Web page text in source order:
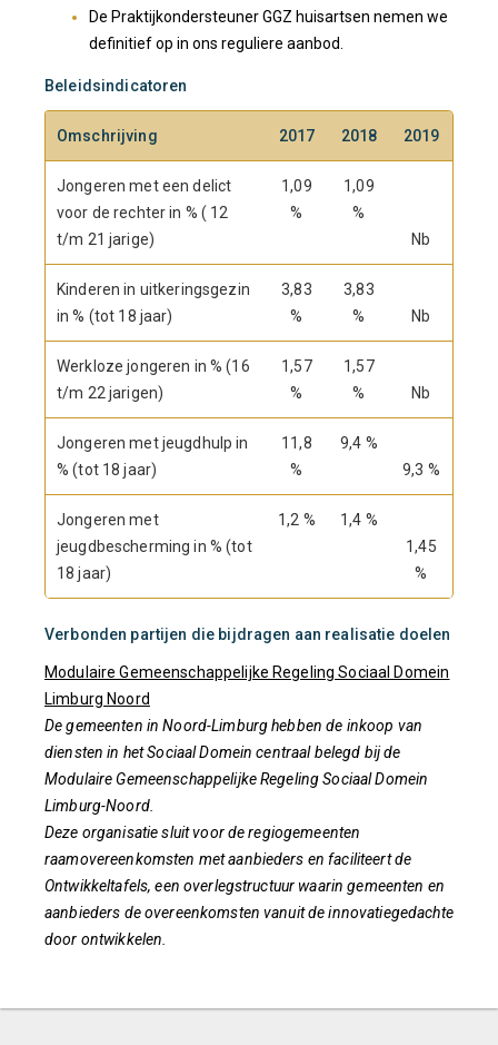
De Praktijkondersteuner GGZ huisartsen nemen we
definitief op in ons reguliere aanbod.
Beleidsindicatoren
Omschrijving 2017 2018 2019
Jongeren met een delict
voor de rechter in % ( 12
t/m 21 jarige)
1,09
%
1,09
%
Nb
Kinderen in uitkeringsgezin
in % (tot 18 jaar)
3,83
%
3,83
%
Nb
Werkloze jongeren in % (16
t/m 22 jarigen)
1,57
%
1,57
%
Nb
Jongeren met jeugdhulp in
% (tot 18 jaar)
11,8
%
9,4 %
9,3 %
Jongeren met
jeugdbescherming in % (tot
18 jaar)
1,2 %
1,4 %
1,45
%
Verbonden partijen die bijdragen aan realisatie doelen
Modulaire Gemeenschappelijke Regeling Sociaal Domein
Limburg Noord
De gemeenten in Noord-Limburg hebben de inkoop van
diensten in het Sociaal Domein centraal belegd bij de
Modulaire Gemeenschappelijke Regeling Sociaal Domein
Limburg-Noord.
Deze organisatie sluit voor de regiogemeenten
raamovereenkomsten met aanbieders en faciliteert de
Ontwikkeltafels, een overlegstructuur waarin gemeenten en
aanbieders de overeenkomsten vanuit de innovatiegedachte
door ontwikkelen.